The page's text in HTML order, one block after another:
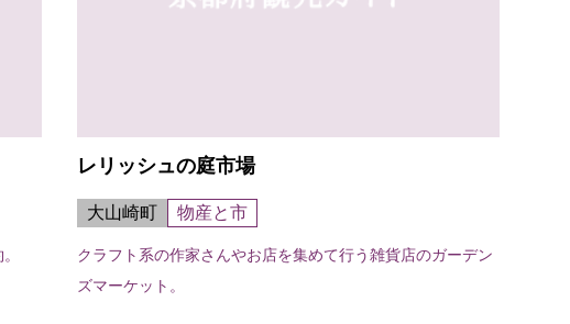
レリッシュの庭市場
大山崎町 物産と市
クラフト系の作家さんやお店を集めて行う雑貨店のガーデン
ズマーケット。